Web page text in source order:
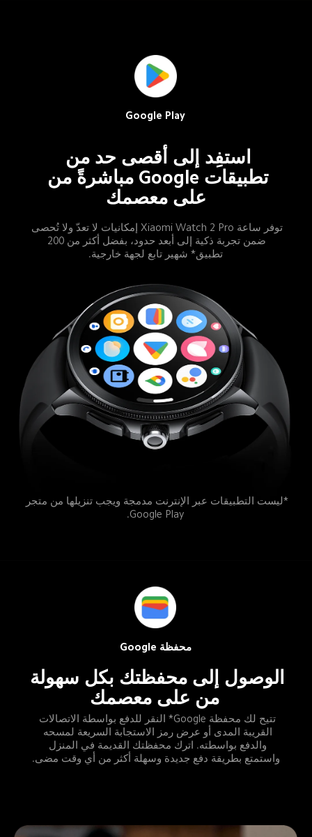
Google Play
استفِد إلى أقصى حد من
تطبيقات Google مباشرةً من
على معصمك
توفر ساعة Xiaomi Watch 2 Pro إمكانيات لا تعدّ ولا تُحصى
تطبيق* شهير تابع لجهة خارجية.
*ليست التطبيقات عبر الإنترنت مدمجة ويجب تنزيلها من متجر
Google Play.
محفظة Google
الوصول إلى محفظتك بكل سهولة
من على معصمك
تتيح لك محفظة Google* النقر للدفع بواسطة الاتصالات
القريبة المدى أو عرض رمز الاستجابة السريعة لمسحه
والدفع بواسطته. اترك محفظتك القديمة في المنزل
واستمتع بطريقة دفع جديدة وسهلة أكثر من أي وقت مضى.